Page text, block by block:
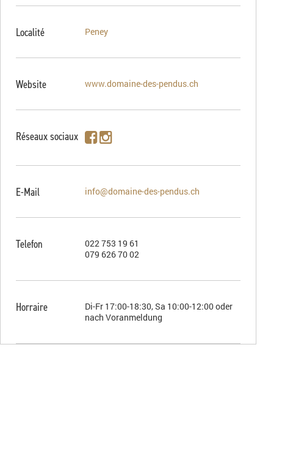
Localité Peney
Website www.domaine-des-pendus.ch
Réseaux sociaux
E-Mail info@domaine-des-pendus.ch
Telefon
022 753 19 61
079 626 70 02
Horraire
Di-Fr 17:00-18:30, Sa 10:00-12:00 oder
nach Voranmeldung